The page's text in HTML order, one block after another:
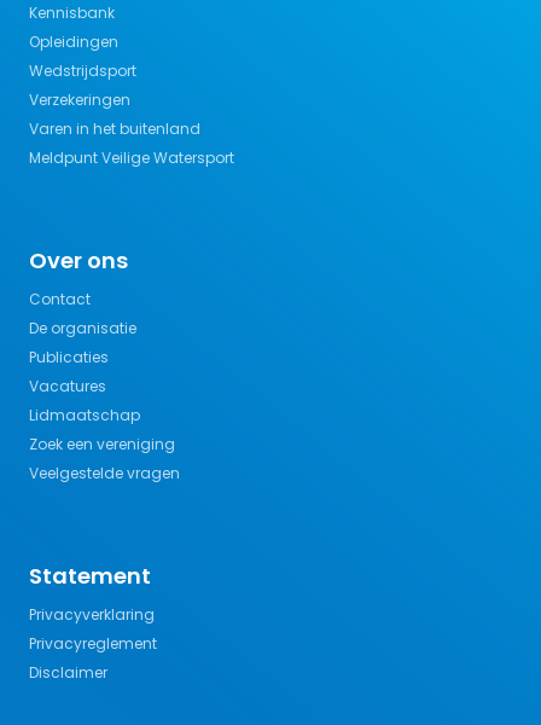
Kennisbank
Opleidingen
Wedstrijdsport
Verzekeringen
Varen in het buitenland
Meldpunt Veilige Watersport
Over ons
Contact
De organisatie
Publicaties
Vacatures
Lidmaatschap
Zoek een vereniging
Veelgestelde vragen
Statement
Privacyverklaring
Privacyreglement
Disclaimer